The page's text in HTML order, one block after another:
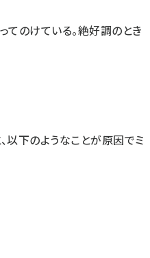
てのけている。絶好調のとき
以下のようなことが原因でミ